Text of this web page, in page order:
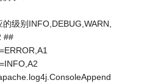
级别INFO,DEBUG,WARN,
##